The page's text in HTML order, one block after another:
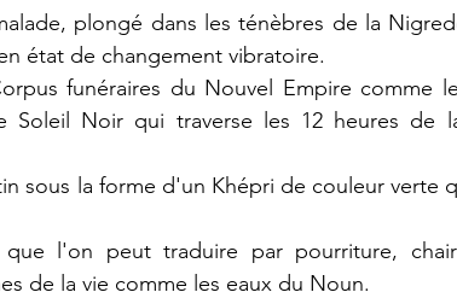
plongé dans les ténèbres de la
état de changement vibratoire.
funéraires du Nouvel Empire comme
Soleil Noir qui traverse les 12 heures de
sous la forme d'un Khépri de couleur verte
l'on peut traduire par pourriture,
de la vie comme les eaux du Noun.